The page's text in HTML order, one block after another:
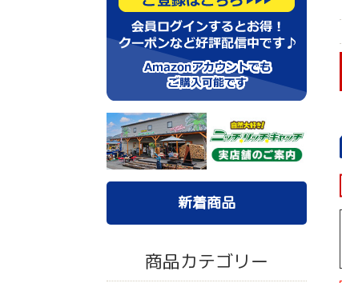
新着商品
商品カテゴリー